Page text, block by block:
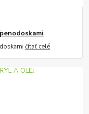
čítať celé